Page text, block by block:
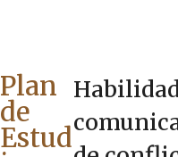
Plan
de
Estud